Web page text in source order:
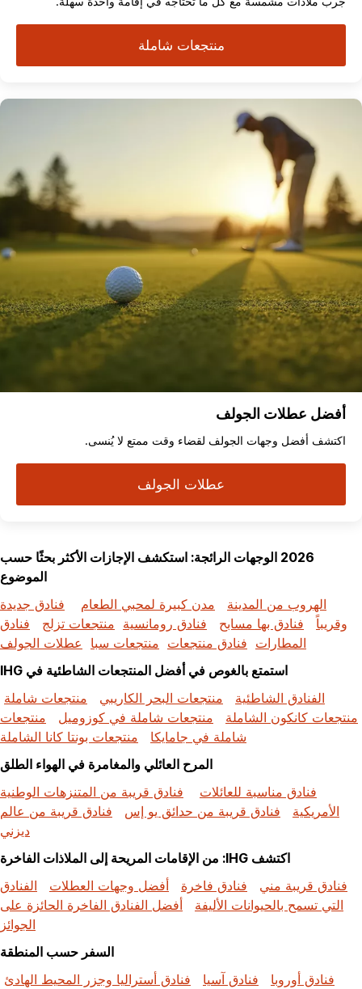
منتجعات شاملة
أفضل عطلات الجولف
اكتشف أفضل وجهات الجولف لقضاء وقت ممتع لا يُنسى.
عطلات الجولف
2026 الوجهات الرائجة: استكشف الإجازات الأكثر بحثًا حسب
الموضوع
الهروب من المدينة
مدن كبيرة لمحبي الطعام
فنادق جديدة
وقريباً
فنادق بها مسابح فنادق رومانسية منتجعات تزلج
فنادق
المطارات فنادق منتجعات منتجعات سبا
عطلات الجولف
استمتع بالغوص في أفضل المنتجعات الشاطئية في IHG
الفنادق الشاطئية
منتجعات البحر الكاريبي
منتجعات شاملة
منتجعات كانكون الشاملة
منتجعات شاملة في كوزوميل
منتجعات
شاملة في جامايكا
منتجعات بونتا كانا الشاملة
المرح العائلي والمغامرة في الهواء الطلق
فنادق مناسبة للعائلات
فنادق قريبة من المتنزهات الوطنية
الأمريكية
فنادق قريبة من حدائق يو إس
فنادق قريبة من عالم
ديزني
اكتشف IHG: من الإقامات المريحة إلى الملاذات الفاخرة
فنادق قريبة مني
فنادق فاخرة أفضل وجهات العطلات
الفنادق
التي تسمح بالحيوانات الأليفة
أفضل الفنادق الفاخرة الحائزة على
الجوائز
السفر حسب المنطقة
فنادق أوروبا
فنادق آسيا
فنادق أستراليا وجزر المحيط الهادئ